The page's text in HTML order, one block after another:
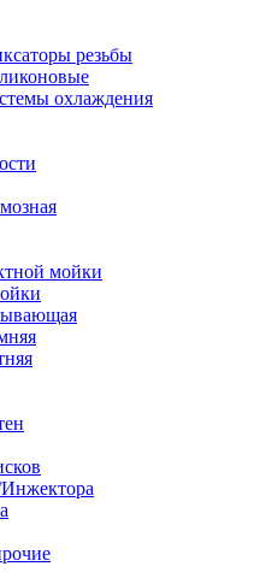
резьбы
охлаждения
мойки